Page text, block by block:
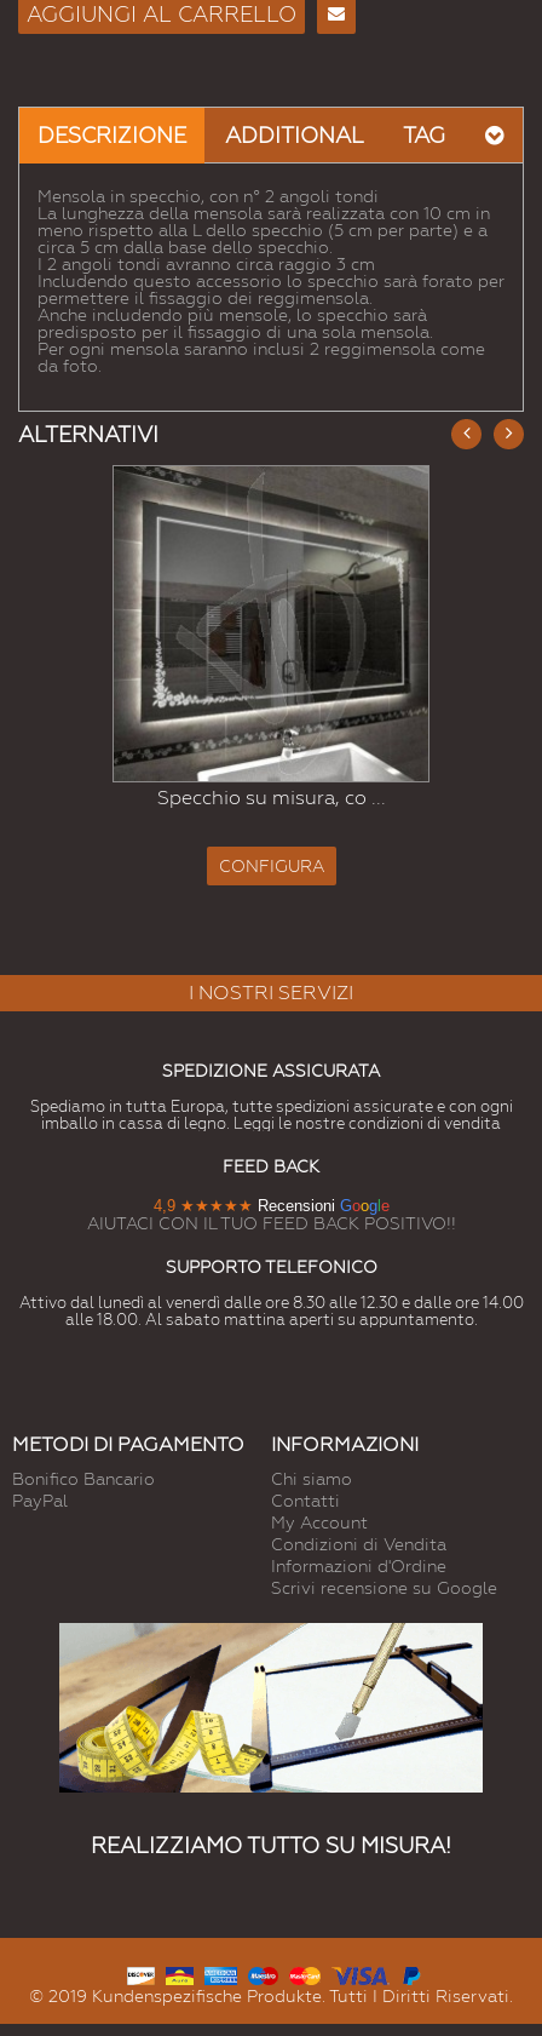
AGGIUNGI AL CARRELLO
Amico
DESCRIZIONE ADDITIONAL TAG
Mensola in specchio, con n° 2 angoli tondi
La lunghezza della mensola sarà realizzata con 10 cm in
meno rispetto alla L dello specchio (5 cm per parte) e a
circa 5 cm dalla base dello specchio.
I 2 angoli tondi avranno circa raggio 3 cm
Includendo questo accessorio lo specchio sarà forato per
permettere il fissaggio dei reggimensola.
Anche includendo più mensole, lo specchio sarà
predisposto per il fissaggio di una sola mensola.
Per ogni mensola saranno inclusi 2 reggimensola come
da foto.
ALTERNATIVI
Specchio su misura, co ...
CONFIGURA
I NOSTRI SERVIZI
SPEDIZIONE ASSICURATA
Spediamo in tutta Europa, tutte spedizioni assicurate e con ogni
imballo in cassa di legno. Leggi le nostre condizioni di vendita
FEED BACK
4,9 ★★★★★ Recensioni Googl e
AIUTACI CON IL TUO FEED BACK POSITIVO!!
SUPPORTO TELEFONICO
Attivo dal lunedì al venerdì dalle ore 8.30 alle 12.30 e dalle ore 14.00
alle 18.00. Al sabato mattina aperti su appuntamento.
METODI DI PAGAMENTO
Bonifico Bancario
PayPal
INFORMAZIONI
Chi siamo
Contatti
My Account
Condizioni di Vendita
Informazioni d'Ordine
Scrivi recensione su Google
REALIZZIAMO TUTTO SU MISURA!
© 2019 Kundenspezifische Produkte. Tutti I Diritti Riservati.